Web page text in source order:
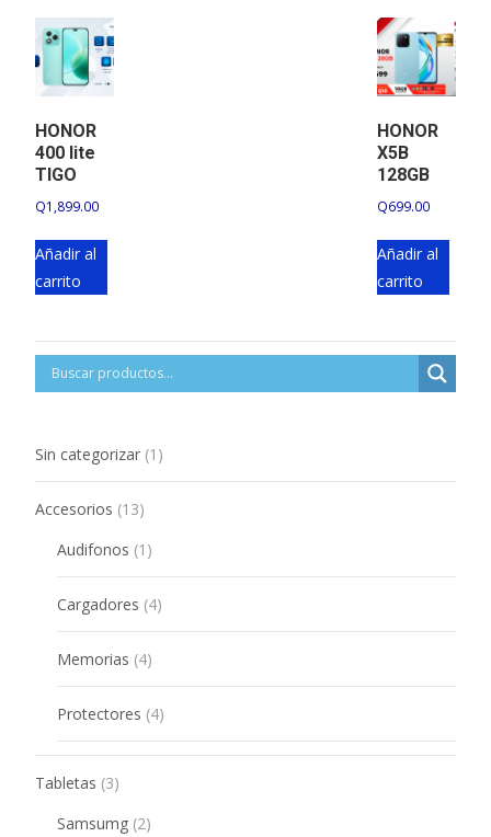
HONOR
400 lite
TIGO
Q1,899.00
Añadir al
carrito
HONOR
X5B
128GB
Q699.00
Añadir al
carrito
Sin categorizar 1 1
product
Accesorios 1313
Audifonos 1 1
product
Cargadores 44
products
Memorias 44
products
Protectores 44
products
Tabletas 33
Samsumg 22